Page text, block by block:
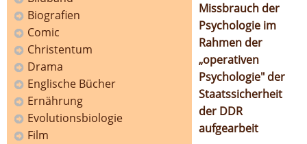
Biografien
Comic
Christentum
Drama
Englische Bücher
Ernährung
Evolutionsbiologie
Film
Missbrauch der
Psychologie im
Rahmen der
„operativen
Psychologie" der
Staatssicherheit
der DDR
aufgearbeit